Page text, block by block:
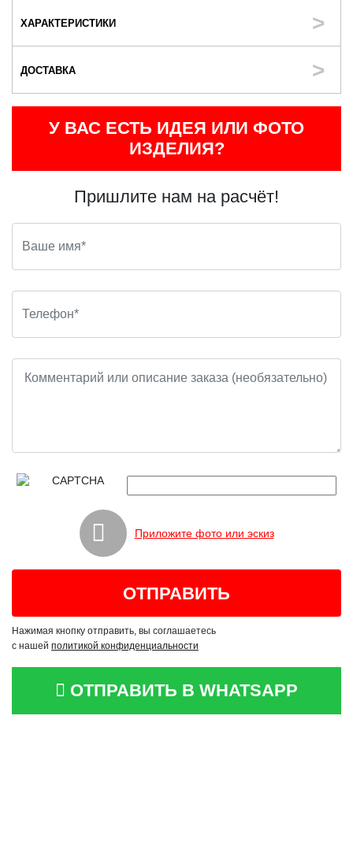
ХАРАКТЕРИСТИКИ
ДОСТАВКА
У ВАС ЕСТЬ ИДЕЯ ИЛИ ФОТО
ИЗДЕЛИЯ?
Пришлите нам на расчёт!
Приложите фото или эскиз
Нажимая кнопку отправить, вы соглашаетесь
с нашей политикой конфиденциальности
ОТПРАВИТЬ В WHATSAPP